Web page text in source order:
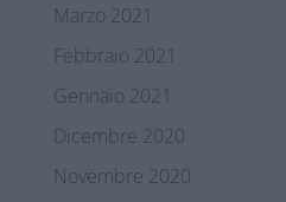
Marzo 2021
Febbraio 2021
Gennaio 2021
Dicembre 2020
Novembre 2020